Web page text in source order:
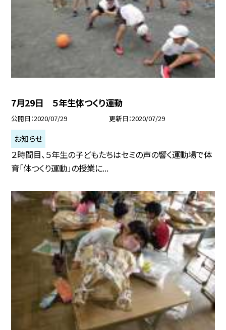
7月29日 ５年生体つくり運動
公開日 2020/07/29 更新日 2020/07/29
お知らせ
２時間目、５年生の子どもたちはセミの声の響く運動場で体
育「体つくり運動」の授業に...